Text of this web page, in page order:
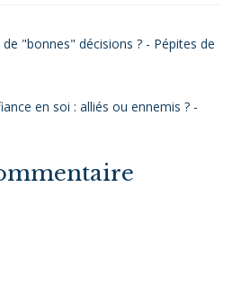
"bonnes" décisions ? - Pépites de
en soi : alliés ou ennemis ? -